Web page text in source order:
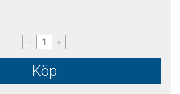
- +
Köp